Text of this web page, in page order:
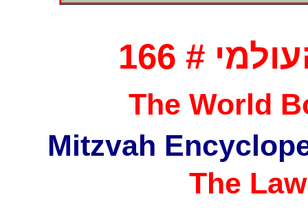
# 166
The World
The